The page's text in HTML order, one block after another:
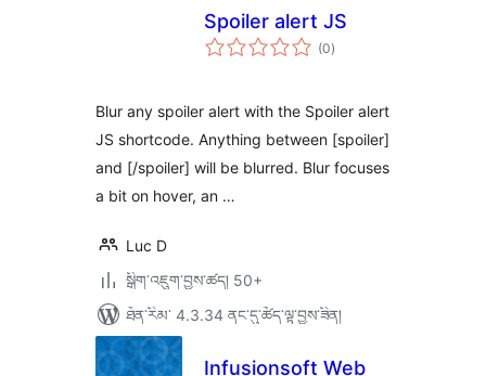
Spoiler alert JS
(0གདེང་
འཇོག་
)
Blur any spoiler alert with the Spoiler alert
JS shortcode. Anything between [spoiler]
and [/spoiler] will be blurred. Blur focuses
a bit on hover, an …
Luc D
སྒྲིག་འཇུག་བྱས་ཚད། 50+
ཐོན་རིམ་ 4.3.34 ནང་དུ་ཚོད་ལྟ་བྱས་ཟིན།
Infusionsoft Web